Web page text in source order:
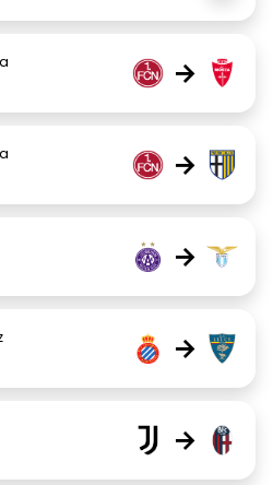
→
→
→
→
→